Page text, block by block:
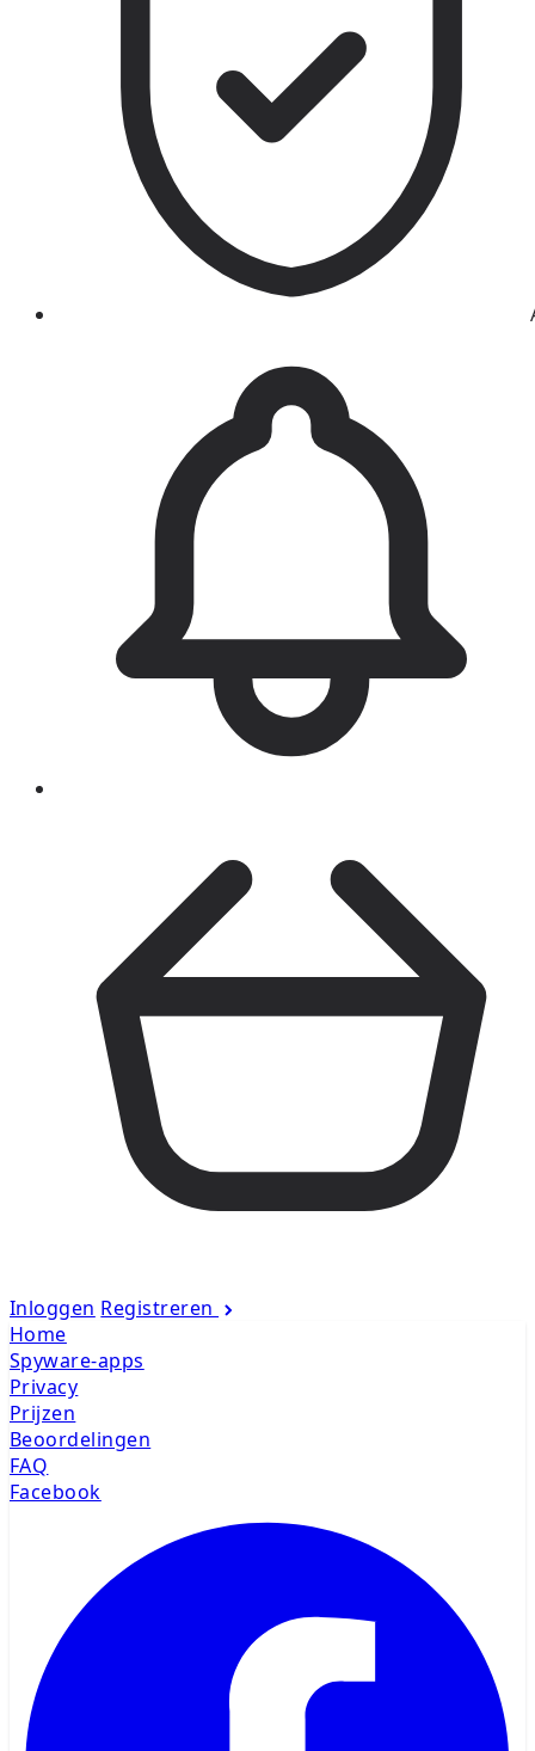
Inloggen Registreren
Home
Spyware-apps
Privacy
Prijzen
Beoordelingen
FAQ
Facebook